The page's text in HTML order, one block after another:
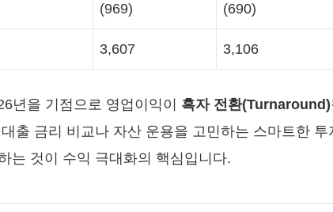
(969) (690)
3,607 3,106
년을 기점으로 영업이익이 흑자 전환(Turnaround)
출 금리 비교나 자산 운용을 고민하는 스마트한
는 것이 수익 극대화의 핵심입니다.